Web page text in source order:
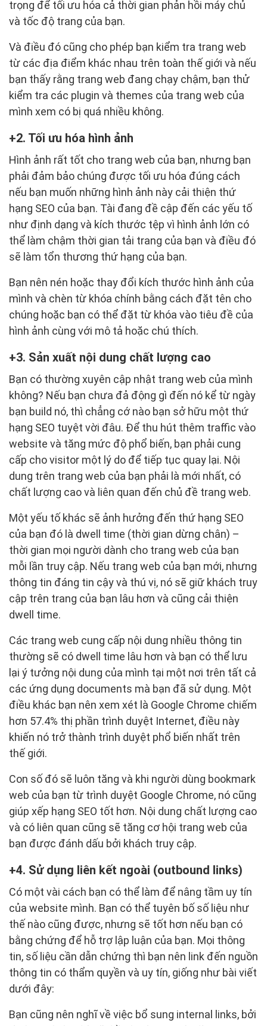
trọng để tối ưu hóa cả thời gian phản hồi máy chủ
và tốc độ trang của bạn.
Và điều đó cũng cho phép bạn kiểm tra trang web
từ các địa điểm khác nhau trên toàn thế giới và nếu
bạn thấy rằng trang web đang chạy chậm, bạn thử
kiểm tra các plugin và themes của trang web của
mình xem có bị quá nhiều không.
2. Tối ưu hóa hình ảnh
Hình ảnh rất tốt cho trang web của bạn, nhưng bạn
phải đảm bảo chúng được tối ưu hóa đúng cách
nếu bạn muốn những hình ảnh này cải thiện thứ
hạng SEO của bạn. Tài đang đề cập đến các yếu tố
như định dạng và kích thước tệp vì hình ảnh lớn có
thể làm chậm thời gian tải trang của bạn và điều đó
sẽ làm tổn thương thứ hạng của bạn.
Bạn nên nén hoặc thay đổi kích thước hình ảnh của
mình và chèn từ khóa chính bằng cách đặt tên cho
chúng hoặc bạn có thể đặt từ khóa vào tiêu đề của
hình ảnh cùng với mô tả hoặc chú thích.
3. Sản xuất nội dung chất lượng cao
Bạn có thường xuyên cập nhật trang web của mình
không? Nếu bạn chưa đả động gì đến nó kể từ ngày
bạn build nó, thì chẳng cớ nào bạn sở hữu một thứ
hạng SEO tuyệt vời đâu. Để thu hút thêm traffic vào
website và tăng mức độ phổ biến, bạn phải cung
cấp cho visitor một lý do để tiếp tục quay lại. Nội
dung trên trang web của bạn phải là mới nhất, có
chất lượng cao và liên quan đến chủ đề trang web.
Một yếu tố khác sẽ ảnh hưởng đến thứ hạng SEO
của bạn đó là dwell time (thời gian dừng chân) –
thời gian mọi người dành cho trang web của bạn
mỗi lần truy cập. Nếu trang web của bạn mới, nhưng
thông tin đáng tin cậy và thú vị, nó sẽ giữ khách truy
cập trên trang của bạn lâu hơn và cũng cải thiện
dwell time.
Các trang web cung cấp nội dung nhiều thông tin
thường sẽ có dwell time lâu hơn và bạn có thể lưu
lại ý tưởng nội dung của mình tại một nơi trên tất cả
các ứng dụng documents mà bạn đã sử dụng. Một
điều khác bạn nên xem xét là Google Chrome chiếm
hơn 57.4% thị phần trình duyệt Internet, điều này
khiến nó trở thành trình duyệt phổ biến nhất trên
thế giới.
Con số đó sẽ luôn tăng và khi người dùng bookmark
web của bạn từ trình duyệt Google Chrome, nó cũng
giúp xếp hạng SEO tốt hơn. Nội dung chất lượng cao
và có liên quan cũng sẽ tăng cơ hội trang web của
bạn được đánh dấu bởi khách truy cập.
4. Sử dụng liên kết ngoài (outbound links)
Có một vài cách bạn có thể làm để nâng tầm uy tín
của website mình. Bạn có thể tuyên bố số liệu như
thế nào cũng được, nhưng sẽ tốt hơn nếu bạn có
bằng chứng để hỗ trợ lập luận của bạn. Mọi thông
tin, số liệu cần dẫn chứng thì bạn nên link đến nguồn
thông tin có thẩm quyền và uy tín, giống như bài viết
dưới đây:
Bạn cũng nên nghĩ về việc bổ sung internal links, bởi